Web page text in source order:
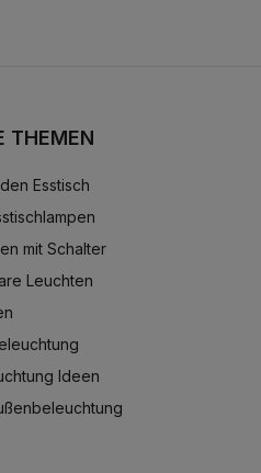
THEMEN
Esstisch
mit Schalter
Leuchten
Ideen